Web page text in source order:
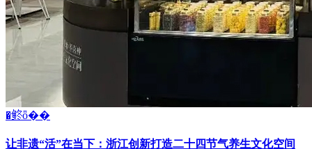
�鿴ȫ��
让非遗“活”在当下：浙江创新打造二十四节气养生文化空间